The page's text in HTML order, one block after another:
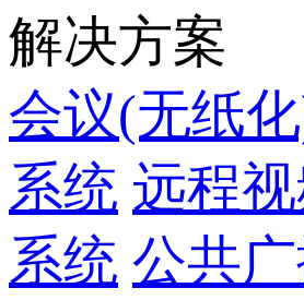
解决方案
会议(无纸
系统 远程
系统 公共